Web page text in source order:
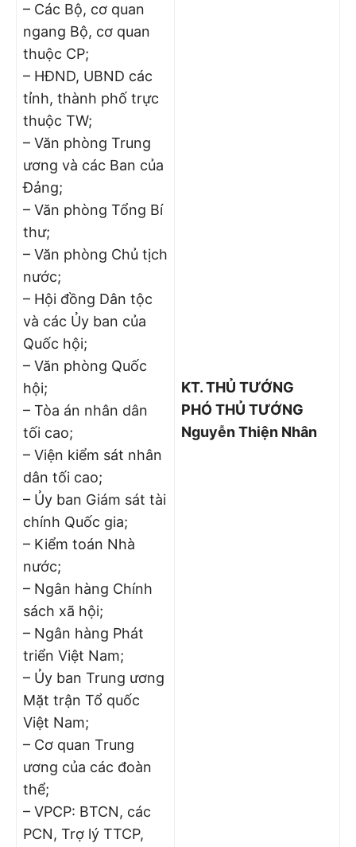
– Các Bộ, cơ quan
ngang Bộ, cơ quan
thuộc CP;
– HĐND, UBND các
tỉnh, thành phố trực
thuộc TW;
– Văn phòng Trung
ương và các Ban của
Đảng;
– Văn phòng Tổng Bí
thư;
– Văn phòng Chủ tịch
nước;
– Hội đồng Dân tộc
và các Ủy ban của
Quốc hội;
– Văn phòng Quốc
hội;
– Tòa án nhân dân
tối cao;
– Viện kiểm sát nhân
dân tối cao;
– Ủy ban Giám sát tài
chính Quốc gia;
– Kiểm toán Nhà
nước;
– Ngân hàng Chính
sách xã hội;
– Ngân hàng Phát
triển Việt Nam;
– Ủy ban Trung ương
Mặt trận Tổ quốc
Việt Nam;
– Cơ quan Trung
ương của các đoàn
thể;
– VPCP: BTCN, các
PCN, Trợ lý TTCP,
KT. THỦ TƯỚNG
PHÓTHỦ TƯỚNG
Nguyễn Thiện Nhân